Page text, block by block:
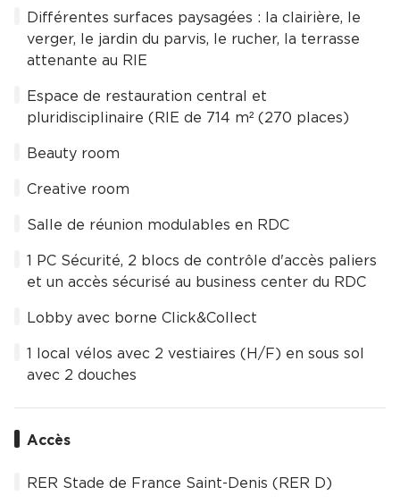
Différentes surfaces paysagées : la clairière, le
verger, le jardin du parvis, le rucher, la terrasse
attenante au RIE
Espace de restauration central et
pluridisciplinaire (RIE de 714 m² (270 places)
Beauty room
Creative room
Salle de réunion modulables en RDC
1 PC Sécurité, 2 blocs de contrôle d'accès paliers
et un accès sécurisé au business center du RDC
Lobby avec borne Click&Collect
1 local vélos avec 2 vestiaires (H/F) en sous sol
avec 2 douches
Accès
RER Stade de France Saint-Denis (RER D)